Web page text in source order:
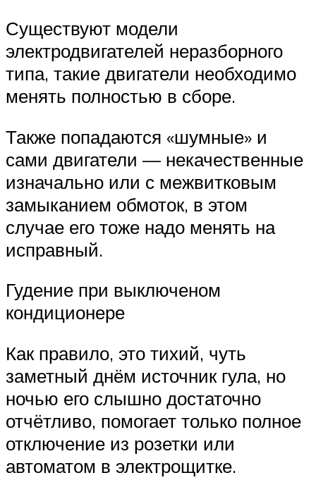
Существуют модели
электродвигателей неразборного
типа, такие двигатели необходимо
менять полностью в сборе.
Также попадаются «шумные» и
сами двигатели — некачественные
изначально или с межвитковым
замыканием обмоток, в этом
случае его тоже надо менять на
исправный.
Гудение при выключеном
кондиционере
Как правило, это тихий, чуть
заметный днём источник гула, но
ночью его слышно достаточно
отчётливо, помогает только полное
отключение из розетки или
автоматом в электрощитке.